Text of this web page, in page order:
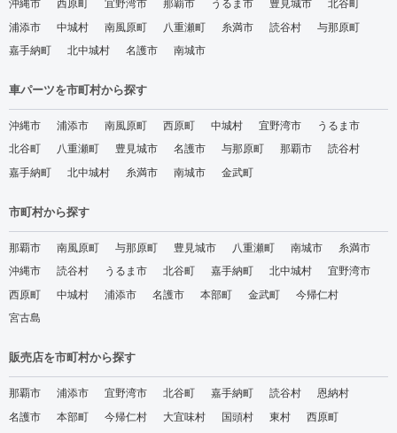
沖縄市 西原町 宜野湾市 那覇市 うるま市 豊見城市
北谷町
浦添市
中城村 南風原町 八重瀬町 糸満市 読谷村
与那原町
嘉手納町
北中城村 名護市 南城市
車パーツを市町村から探す
沖縄市 浦添市 南風原町 西原町 中城村 宜野湾市
うるま市
北谷町
八重瀬町 豊見城市 名護市 与那原町 那覇市
読谷村
嘉手納町
北中城村 糸満市 南城市 金武町
市町村から探す
那覇市 南風原町 与那原町 豊見城市 八重瀬町 南城市
糸満市
沖縄市
読谷村 うるま市 北谷町 嘉手納町 北中城村
宜野湾市
西原町
中城村 浦添市 名護市 本部町 金武町
今帰仁村
宮古島
販売店を市町村から探す
那覇市 浦添市 宜野湾市 北谷町 嘉手納町 読谷村
恩納村
名護市
本部町 今帰仁村 大宜味村 国頭村 東村
西原町